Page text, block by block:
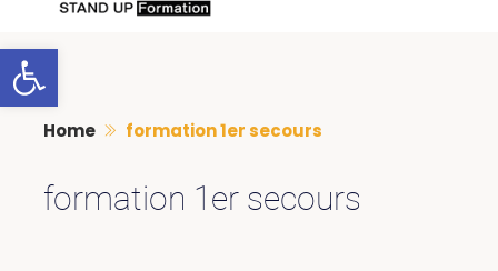
Ouvrir la barre d’outils
Home formation 1er secours
formation 1er secours